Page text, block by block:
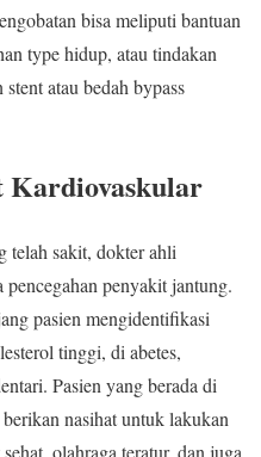
bisa meliputi bantuan
type hidup, atau tindakan
atau bedah bypass
Kardiovaskular
telah sakit, dokter ahli
penyakit jantung.
pasien mengidentifikasi
tinggi, di abetes,
Pasien yang berada di
nasihat untuk lakukan
olahraga teratur, dan juga